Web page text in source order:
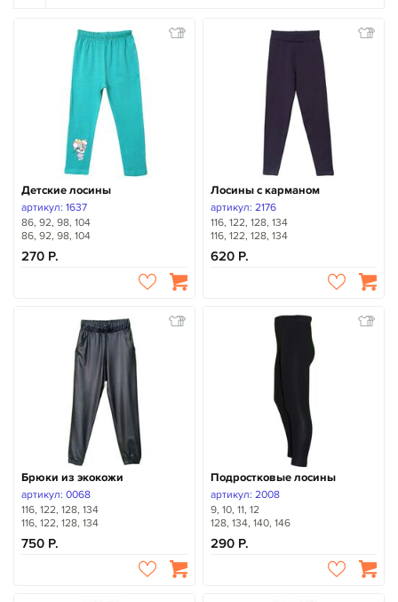
Детские лосины
артикул: 1637
86, 92, 98, 104
86, 92, 98, 104
270
Лосины с карманом
артикул: 2176
116, 122, 128, 134
116, 122, 128, 134
620
Брюки из экокожи
артикул: 0068
116, 122, 128, 134
116, 122, 128, 134
750
Подростковые лосины
артикул: 2008
9, 10, 11, 12
128, 134, 140, 146
290